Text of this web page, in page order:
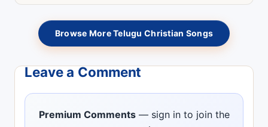
Browse More Telugu Christian Songs
Leave a Comment
Premium Comments— sign in to join the